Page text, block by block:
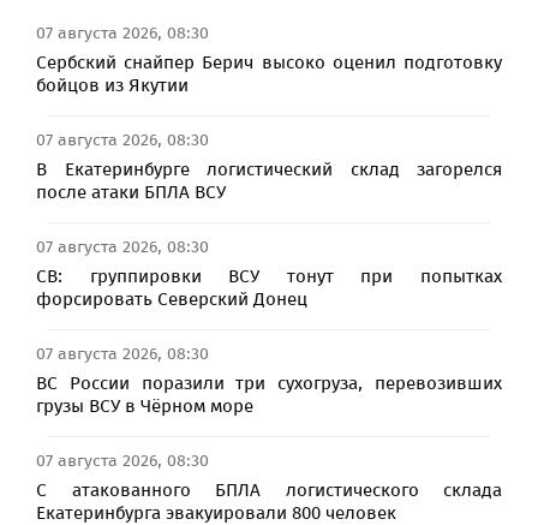
07 августа 2026, 08:30
Сербский снайпер Берич высоко оценил подготовку
бойцов из Якутии
07 августа 2026, 08:30
В Екатеринбурге логистический склад загорелся
после атаки БПЛА ВСУ
07 августа 2026, 08:30
СВ: группировки ВСУ тонут при попытках
форсировать Северский Донец
07 августа 2026, 08:30
ВС России поразили три сухогруза, перевозивших
грузы ВСУ в Чёрном море
07 августа 2026, 08:30
С атакованного БПЛА логистического склада
Екатеринбурга эвакуировали 800 человек